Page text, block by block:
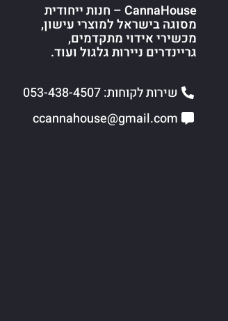
CannaHouse – חנות ייחודית
מסוגה בישראל למוצרי עישון,
מכשירי אידוי מתקדמים,
גריינדרים ניירות גלגול ועוד.
שירות לקוחות: 053-438-4507
ccannahouse@gmail.com